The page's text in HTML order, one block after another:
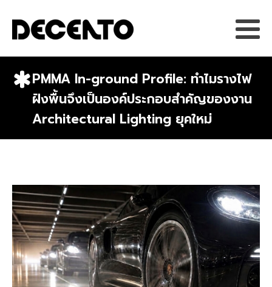
PMMA In-ground Profile: ทำไมรางไฟ
ฝังพื้นจึงเป็นองค์ประกอบสำคัญของงาน
Architectural Lighting ยุคใหม่